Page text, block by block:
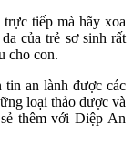
tiếp mà hãy xoa
của trẻ sơ sinh rất
cho con.
tin an lành được các
loại thảo dược và
thêm với Diệp An